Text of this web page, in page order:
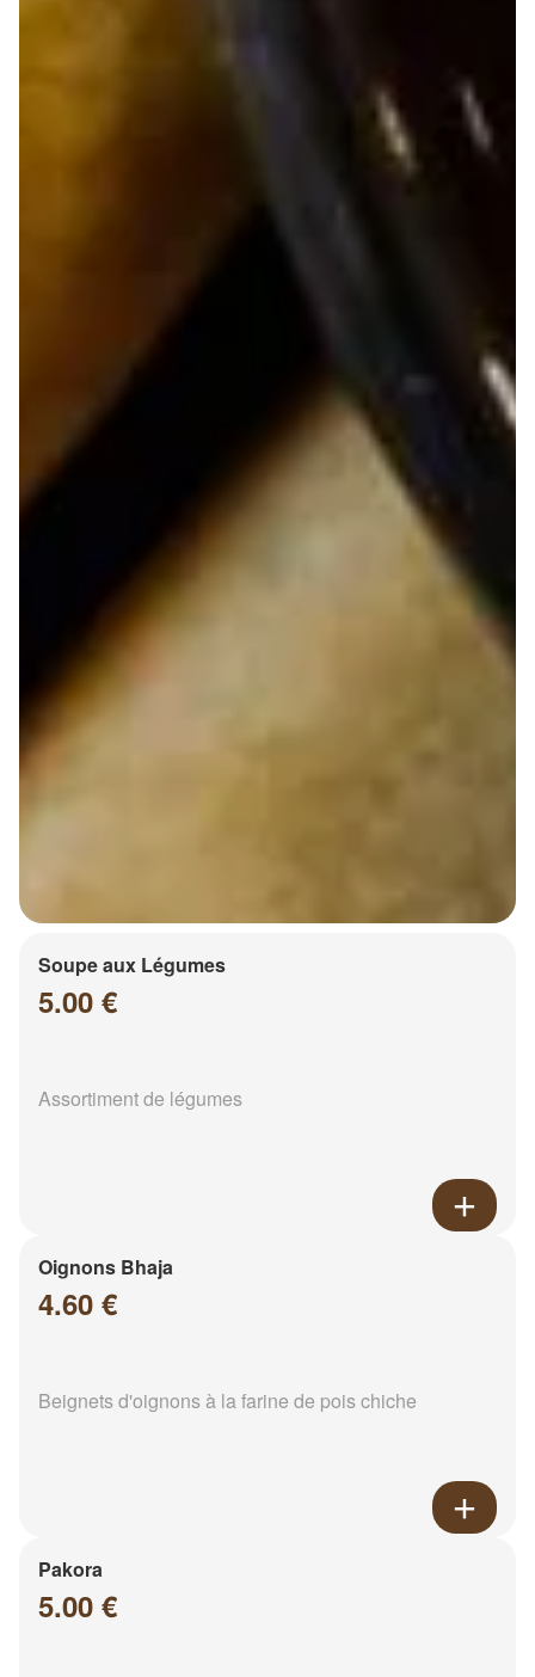
Soupe aux Légumes
5.00 €
Assortiment de légumes
Oignons Bhaja
4.60 €
Beignets d'oignons à la farine de pois chiche
Pakora
5.00 €